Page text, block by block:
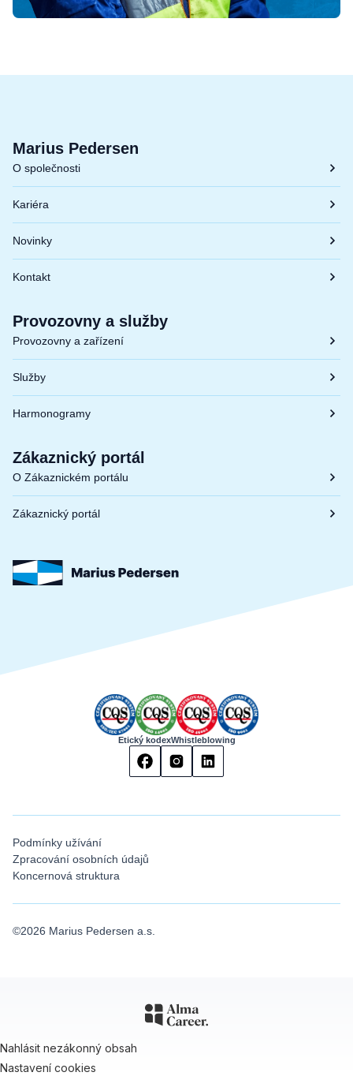
Marius Pedersen
O společnosti
Kariéra
Novinky
Kontakt
Provozovny a služby
Provozovny a zařízení
Služby
Harmonogramy
Zákaznický portál
O Zákaznickém portálu
Zákaznický portál
Etický kodexWhistleblowing
Podmínky užívání
Zpracování osobních údajů
Koncernová struktura
©2026 Marius Pedersen a.s.
Nahlásit nezákonný obsah
Nastavení cookies